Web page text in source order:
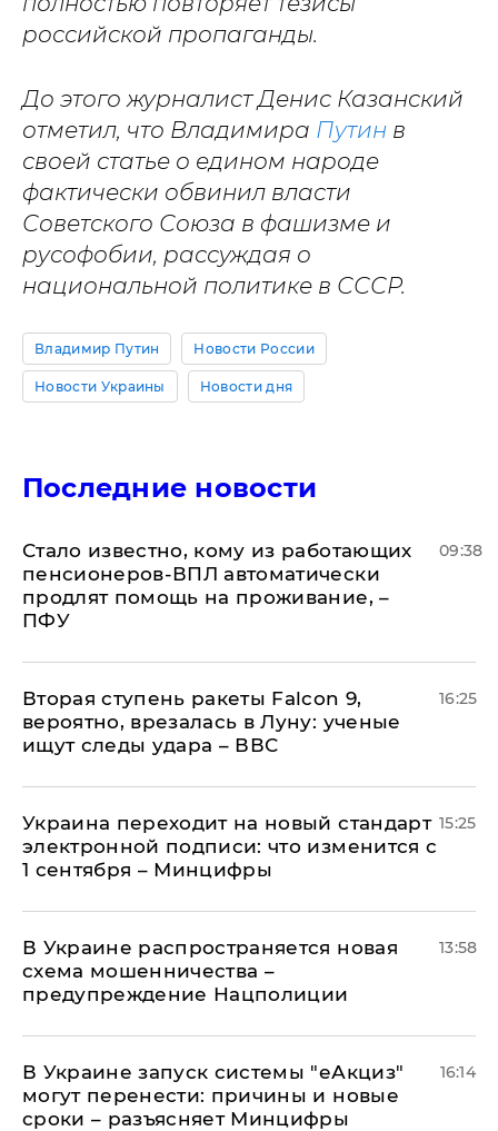
российской пропаганды.
До этого журналист Денис Казанский
отметил, что Владимира Путин в
своей статье о едином народе
фактически обвинил власти
Советского Союза в фашизме и
русофобии, рассуждая о
национальной политике в СССР.
Владимир Путин Новости России
Новости Украины Новости дня
Последние новости
Стало известно, кому из работающих
пенсионеров-ВПЛ автоматически
продлят помощь на проживание, –
ПФУ
09:38
Вторая ступень ракеты Falcon 9,
вероятно, врезалась в Луну: ученые
ищут следы удара – ВВС
16:25
Украина переходит на новый стандарт
электронной подписи: что изменится с
1 сентября – Минцифры
15:25
В Украине распространяется новая
схема мошенничества –
предупреждение Нацполиции
13:58
В Украине запуск системы "еАкциз"
могут перенести: причины и новые
сроки – разъясняет Минцифры
16:14